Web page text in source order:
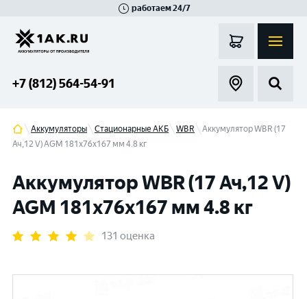
работаем 24/7
+7 (812) 564-54-91
Аккумуляторы Стационарные АКБ WBR
Аккумулятор WBR (17
Ач,12 V) AGM 181x76x167 мм 4.8 кг
Аккумулятор WBR (17 Ач,12 V)
AGM 181x76x167 мм 4.8 кг
131 оценка
Гатчина